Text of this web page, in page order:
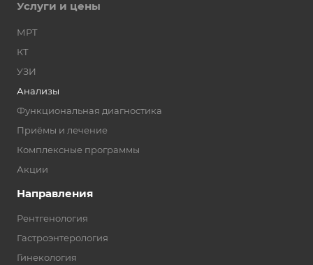
Услуги и цены
МРТ
КТ
УЗИ
Анализы
Функциональная диагностика
Приёмы и лечение
Комплексные программы
Акции
Направления
Рентгенология
Гастроэнтерология
Гинекология